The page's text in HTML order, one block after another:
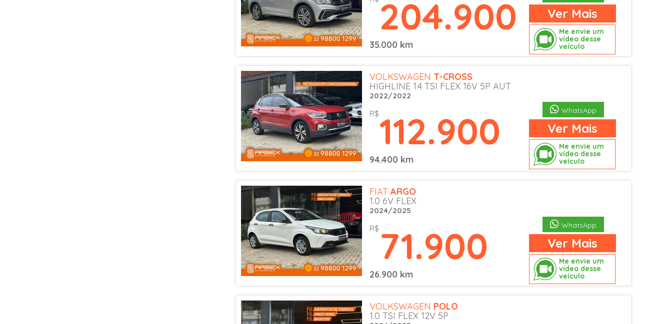
Me envie um
vídeo desse
veículo
204.900 Ver Mais
35.000 km
Me envie um
vídeo desse
veículo
VOLKSWAGEN T-CROSS
HIGHLINE 1.4 TSI FLEX 16V 5P AUT
2022/2022
R$112.900 WhatsApp
Ver Mais
94.400 km
Me envie um
vídeo desse
veículo
FIAT ARGO
1.0 6V FLEX
2024/2025
R$ 71.900 WhatsApp
Ver Mais
26.900 km
VOLKSWAGEN POLO
1.0 TSI FLEX 12V 5P